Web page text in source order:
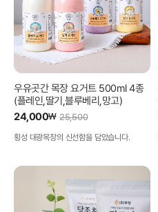
우유곳간 목장 요거트 500ml 4종
(플레인,딸기,블루베리,망고)
24,000₩ 25,500
횡성 대광목장의 신선함을 담았습니다.